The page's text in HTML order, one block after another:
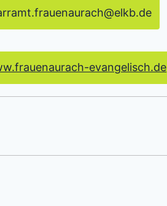
@elkb.de
evangelisch.de